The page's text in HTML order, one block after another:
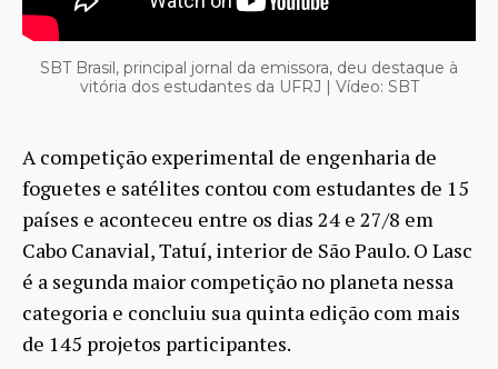
SBT Brasil, principal jornal da emissora, deu destaque à
vitória dos estudantes da UFRJ | Vídeo: SBT
A competição experimental de engenharia de
foguetes e satélites contou com estudantes de 15
países e aconteceu entre os dias 24 e 27/8 em
Cabo Canavial, Tatuí, interior de São Paulo. O Lasc
é a segunda maior competição no planeta nessa
categoria e concluiu sua quinta edição com mais
de 145 projetos participantes.